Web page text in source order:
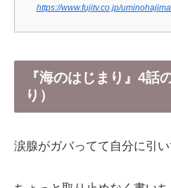
https://www.fujitv.co.jp/
『海のはじまり』4話
り）
涙腺がガバってて自分に引い